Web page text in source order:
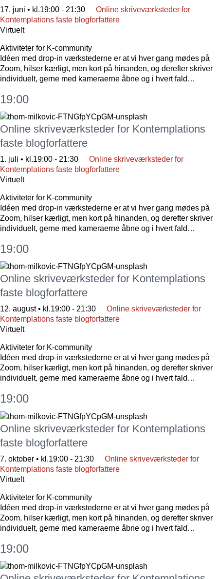
17. juni • kl.19:00 - 21:30
Online skriveværksteder for
Kontemplations faste blogforfattere
Virtuelt
Aktiviteter for K-community
Idéen med drop-in værkstederne er at vi hver gang mødes på
Zoom, hilser kærligt, men kort på hinanden, og derefter skriver
individuelt, gerne med kameraerne åbne og i hvert fald…
19:00
Online skriveværksteder for Kontemplations
faste blogforfattere
1. juli • kl.19:00 - 21:30
Online skriveværksteder for
Kontemplations faste blogforfattere
Virtuelt
Aktiviteter for K-community
Idéen med drop-in værkstederne er at vi hver gang mødes på
Zoom, hilser kærligt, men kort på hinanden, og derefter skriver
individuelt, gerne med kameraerne åbne og i hvert fald…
19:00
Online skriveværksteder for Kontemplations
faste blogforfattere
12. august • kl.19:00 - 21:30
Online skriveværksteder for
Kontemplations faste blogforfattere
Virtuelt
Aktiviteter for K-community
Idéen med drop-in værkstederne er at vi hver gang mødes på
Zoom, hilser kærligt, men kort på hinanden, og derefter skriver
individuelt, gerne med kameraerne åbne og i hvert fald…
19:00
Online skriveværksteder for Kontemplations
faste blogforfattere
7. oktober • kl.19:00 - 21:30
Online skriveværksteder for
Kontemplations faste blogforfattere
Virtuelt
Aktiviteter for K-community
Idéen med drop-in værkstederne er at vi hver gang mødes på
Zoom, hilser kærligt, men kort på hinanden, og derefter skriver
individuelt, gerne med kameraerne åbne og i hvert fald…
19:00